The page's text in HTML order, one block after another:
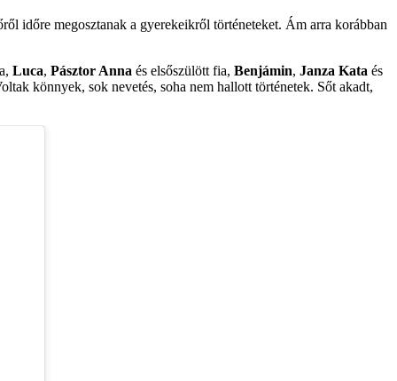
időre megosztanak a gyerekeikről történeteket. Ám arra korábban
Luca, Pásztor Anna és elsőszülött fia, Benjámin, Janza Kata és
könnyek, sok nevetés, soha nem hallott történetek. Sőt akadt,